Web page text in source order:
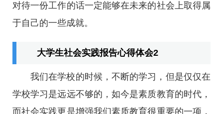
对待一份工作的话一定能够在未来的社会上取得属
于自己的一些成就。
大学生社会实践报告心得体会2
我们在学校的时候，不断的学习，但是仅仅在
学校学习是远远不够的，如今是素质教育的时代，
而社会实践更是增强我们素质教育很重要的一项，